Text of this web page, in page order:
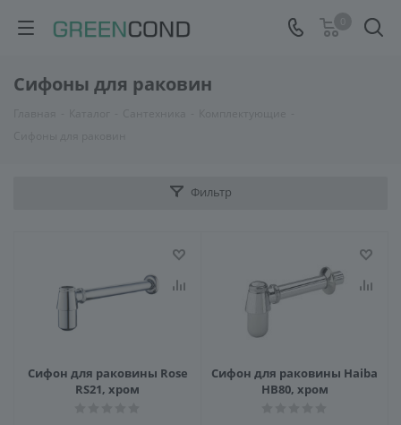
Сифоны для раковин
Фильтр
Сифон для раковины Rose
RS21, хром
Сифон для раковины Haiba
HB80, хром